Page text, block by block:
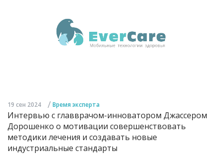
19 сен 2024 / Время эксперта
Интервью с главврачом-инноватором Джассером
Дорошенко о мотивации совершенствовать
методики лечения и создавать новые
индустриальные стандарты